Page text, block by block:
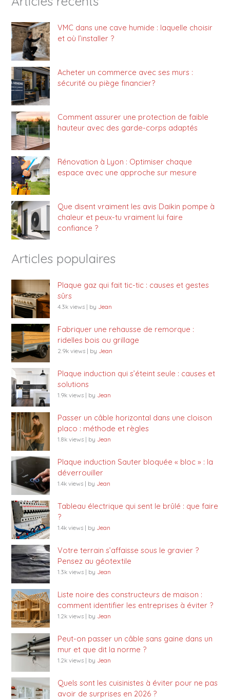
VMC dans une cave humide : laquelle choisir
et où l’installer ?
Acheter un commerce avec ses murs :
sécurité ou piège financier?
Comment assurer une protection de faible
hauteur avec des garde-corps adaptés
Rénovation à Lyon : Optimiser chaque
espace avec une approche sur mesure
Que disent vraiment les avis Daikin pompe à
chaleur et peux-tu vraiment lui faire
confiance ?
Articles populaires
Plaque gaz qui fait tic-tic : causes et gestes
sûrs
4.3k views | by Jean
Fabriquer une rehausse de remorque :
ridelles bois ou grillage
2.9k views | by Jean
Plaque induction qui s’éteint seule : causes et
solutions
1.9k views | by Jean
Passer un câble horizontal dans une cloison
placo : méthode et règles
1.8k views | by Jean
Plaque induction Sauter bloquée « bloc » : la
déverrouiller
1.4k views | by Jean
Tableau électrique qui sent le brûlé : que faire
?
1.4k views | by Jean
Votre terrain s’affaisse sous le gravier ?
Pensez au géotextile
1.3k views | by Jean
Liste noire des constructeurs de maison :
comment identifier les entreprises à éviter ?
1.2k views | by Jean
Peut-on passer un câble sans gaine dans un
mur et que dit la norme ?
1.2k views | by Jean
Quels sont les cuisinistes à éviter pour ne pas
avoir de surprises en 2026 ?